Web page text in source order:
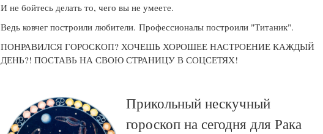
И не бойтесь делать то, чего вы не умеете.
Ведь ковчег построили любители. Профессионалы построили "Титаник".
ПОНРАВИЛСЯ ГОРОСКОП? ХОЧЕШЬ ХОРОШЕЕ НАСТРОЕНИЕ КАЖДЫЙ
ДЕНЬ?! ПОСТАВЬ НА СВОЮ СТРАНИЦУ В СОЦСЕТЯХ!
Прикольный нескучный
гороскоп на сегодня для Рака